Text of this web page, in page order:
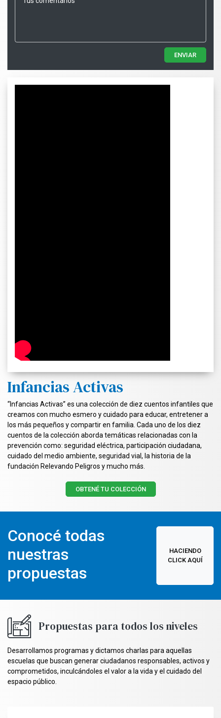
ENVIAR
Infancias Activas
“Infancias Activas” es una colección de diez cuentos infantiles que
creamos con mucho esmero y cuidado para educar, entretener a
los más pequeños y compartir en familia. Cada uno de los diez
cuentos de la colección aborda temáticas relacionadas con la
prevención como: seguridad eléctrica, participación ciudadana,
cuidado del medio ambiente, seguridad vial, la historia de la
fundación Relevando Peligros y mucho más.
OBTENÉ TU COLECCIÓN
Conocé todas
nuestras
propuestas
HACIENDO
CLICK AQUÍ
Propuestas para todos los niveles
Desarrollamos programas y dictamos charlas para aquellas
escuelas que buscan generar ciudadanos responsables, activos y
comprometidos, inculcándoles el valor a la vida y el cuidado del
espacio público.